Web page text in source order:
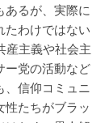
あるが、実際に
たわけではない
産主義や社会主
ー党の活動など
、信仰コミュニ
性たちがブラッ